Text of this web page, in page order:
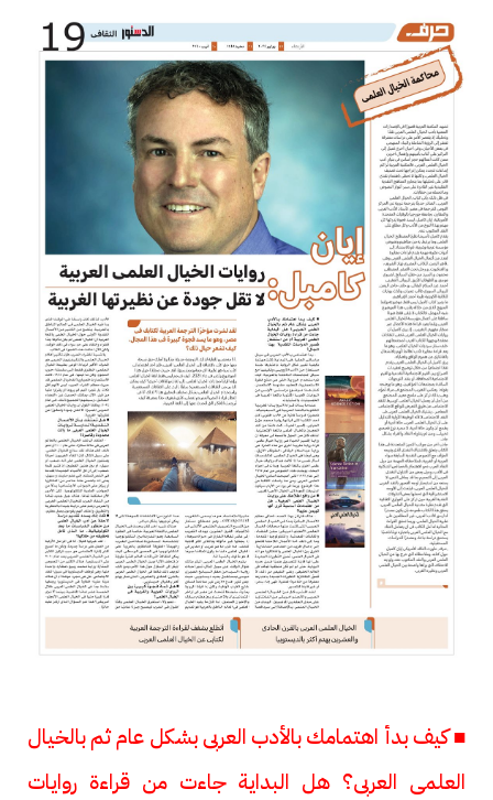
■ كيف بدأ اهتمامك بالأدب العربى بشكل عام ثم بالخيال
العلمى العربى؟ هل البداية جاءت من قراءة روايات